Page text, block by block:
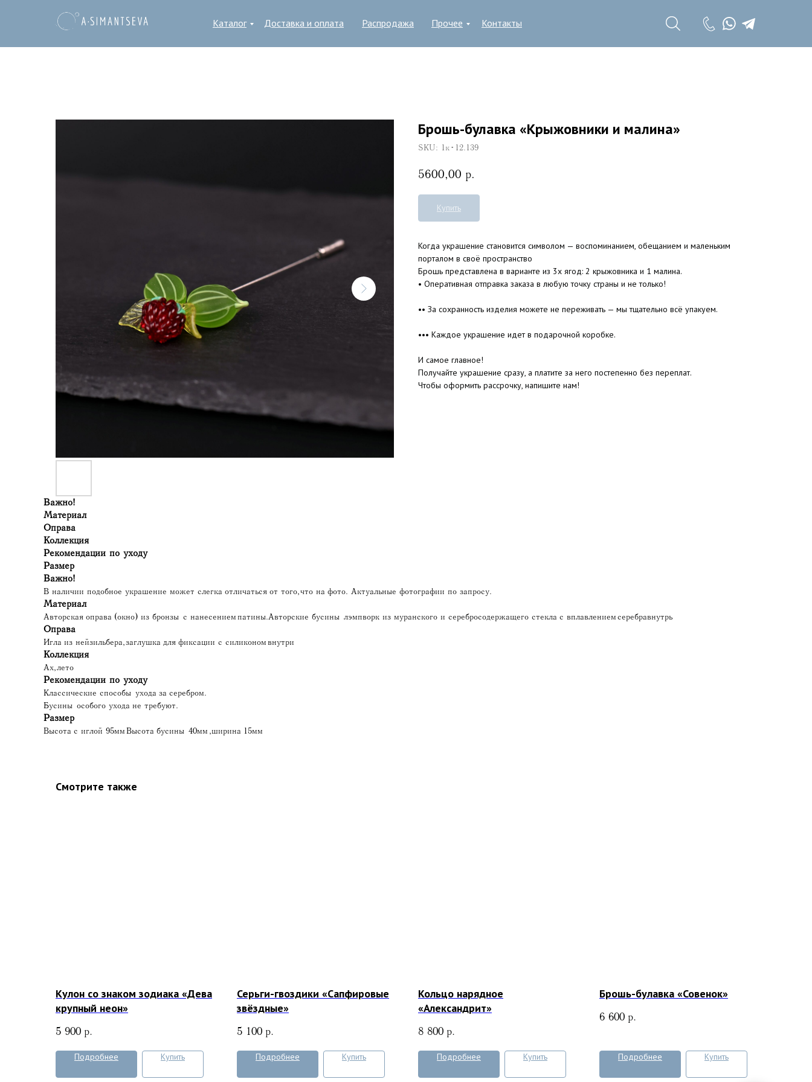
Каталог Контакты
Доставка и оплата Прочее
Распродажа
Брошь-булавка «Крыжовники и малина»
SKU: 1к•12.139
5600,00 р.
Купить
Когда украшение становится символом — воспоминанием, обещанием и маленьким
порталом в своё пространство
Брошь представлена в варианте из 3х ягод: 2 крыжовника и 1 малина.
• Оперативная отправка заказа в любую точку страны и не только!
•• За сохранность изделия можете не переживать — мы тщательно всё упакуем.
••• Каждое украшение идет в подарочной коробке.
И самое главное!
Получайте украшение сразу, а платите за него постепенно без переплат.
Чтобы оформить рассрочку, напишите нам!
Важно!
Материал
Оправа
Коллекция
Рекомендации по уходу
Размер
Важно!
В наличии подобное украшение может слегка отличаться от того, что на фото. Актуальные фотографии по запросу.
Материал
Авторская оправа (окно) из бронзы с нанесением патины. Авторские бусины лэмпворк из муранского и серебросодержащего стекла с вплавлением серебра внутрь
Оправа
Игла из нейзильбера, заглушка для фиксации с силиконом внутри
Коллекция
Ах, лето
Рекомендации по уходу
Классические способы ухода за серебром.
Бусины особого ухода не требуют.
Размер
Высота с иглой 95мм Высота бусины 40мм ,ширина 15мм
Смотрите также
Кулон со знаком зодиака «Дева
крупный неон»
5 900 р.
Подробнее Купить
Серьги-гвоздики «Сапфировые
звёздные»
5 100 р.
Подробнее Купить
Кольцо нарядное
«Александрит»
8 800 р.
Подробнее Купить
Брошь-булавка «Совенок»
6 600 р.
Подробнее Купить